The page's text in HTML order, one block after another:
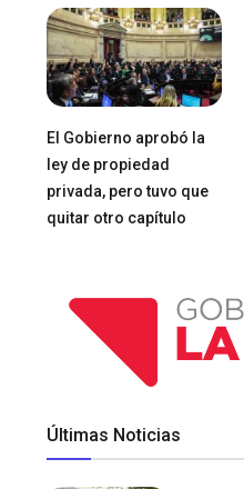
El Gobierno aprobó la
ley de propiedad
privada, pero tuvo que
quitar otro capítulo
Últimas Noticias